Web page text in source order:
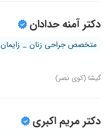
دکتر آمنه حدادان
متخصص جراحی زنان _ زایمان
گیشا (کوی نصر)
دکتر مریم اکبری